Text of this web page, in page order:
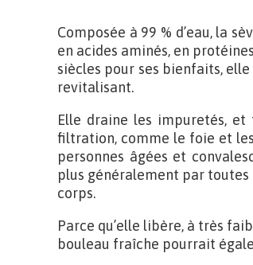
Composée à 99 % d’eau, la
en acides aminés, en
siècles pour ses bienfaits,
revitalisant.
Elle draine les impuretés,
filtration, comme le foie et
personnes âgées et
plus généralement par
corps.
Parce qu’elle libère, à très
bouleau fraîche pourrait